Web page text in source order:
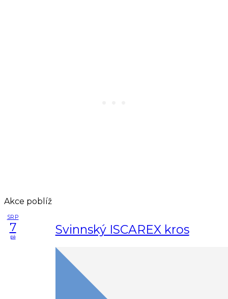
Akce poblíž
SRP
7
pá Svinnský ISCAREX kros